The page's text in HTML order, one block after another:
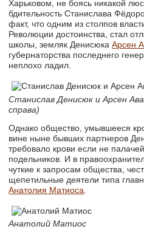
Харьковом, не боясь никакой
бдительность Станислава
факт, что одним из столпов
Революции достоинства, стал
школы, земляк ДенисюкаАрсен
губернаторства последнего
неплохо ладил.
Станислав Денисюк и Арсен
справа)
Однако общество, умывшееся
вине ныне бывших партнеров
требовало крови если не
подельников. И в
чуткие к запросам общества,
щепетильные деятели типа
Анатолия Матиоса
Анатолий Матиос